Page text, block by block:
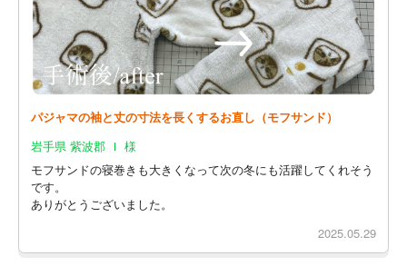
パジャマの袖と丈の寸法を長くするお直し（モフサンド）
岩手県 紫波郡 Ｉ 様
モフサンドの寝巻きも大きくなって次の冬にも活躍してくれそう
です。
ありがとうございました。
2025.05.29